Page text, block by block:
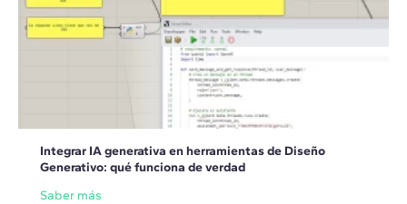
Integrar IA generativa en herramientas de Diseño
Generativo: qué funciona de verdad
Saber más